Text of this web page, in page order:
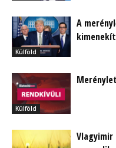
Külföld
A
Külföld
Vlagyimir